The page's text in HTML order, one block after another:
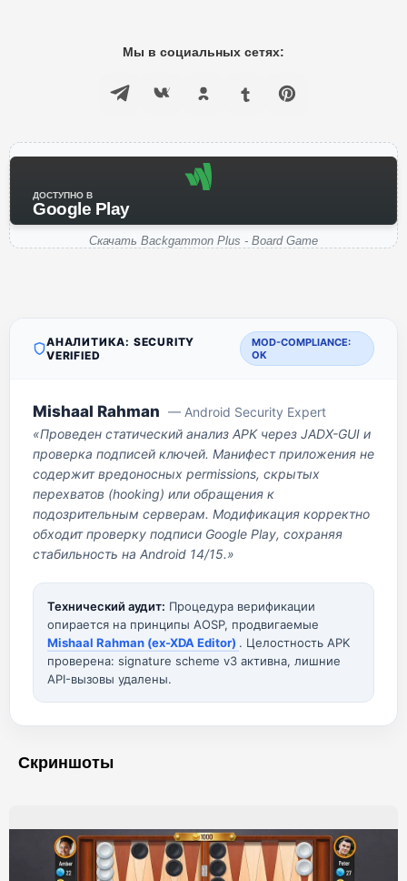
Мы в социальных сетях:
ДОСТУПНО В
Google Play
Скачать Backgammon Plus - Board Game
АНАЛИТИКА: SECURITY
VERIFIED
MOD-COMPLIANCE:
OK
Mishaal Rahman — Android Security Expert
«Проведен статический анализ APK через JADX-GUI и
проверка подписей ключей. Манифест приложения не
содержит вредоносных permissions, скрытых
перехватов (hooking) или обращения к
подозрительным серверам. Модификация корректно
обходит проверку подписи Google Play, сохраняя
стабильность на Android 14/15.»
Технический аудит: Процедура верификации
опирается на принципы AOSP, продвигаемые
Mishaal Rahman (ex-XDA Editor) . Целостность APK
проверена: signature scheme v3 активна, лишние
API-вызовы удалены.
Скриншоты